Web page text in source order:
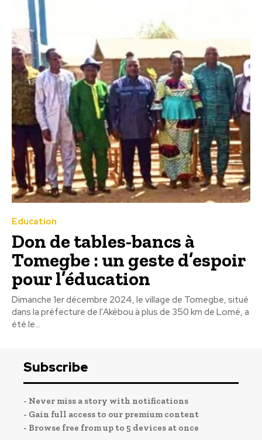
Education
Don de tables-bancs à
Tomegbe : un geste d’espoir
pour l’éducation
Dimanche 1er décembre 2024, le village de Tomegbe, situé
dans la préfecture de l'Akébou à plus de 350 km de Lomé, a
été le...
Subscribe
- Never miss a story with notifications
- Gain full access to our premium content
- Browse free from up to 5 devices at once